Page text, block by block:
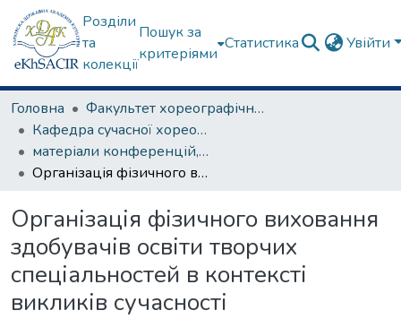
Розділи
та
колекції
Пошук за
критеріями
Статистика Увійти
Головна
Факультет хореографічного мистецтва
Кафедра сучасної хореографії та спортивно-оздоровчих технологій
матеріали конференцій, семінарів, круглих столів та ін.
Організація фізичного виховання здобувачів освіти творчих спеціальностей в контексті викликів сучасності
Організація фізичного виховання
здобувачів освіти творчих
спеціальностей в контексті
викликів сучасності